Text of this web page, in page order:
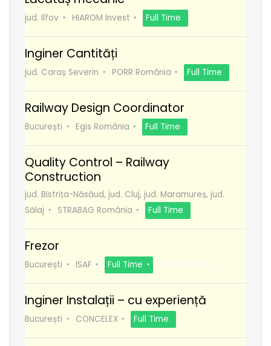
jud. Ilfov HIAROM Invest Full Time
Inginer Cantități
jud. Caraș Severin PORR România Full Time
Railway Design Coordinator
București Egis România Full Time
Quality Control – Railway
Construction
jud. Bistrița-Năsăud, jud. Cluj, jud. Maramureș, jud.
Sălaj
STRABAG România Full Time
Frezor
București ISAF Full Time Recomanda
Inginer Instalații – cu experiență
București CONCELEX Full Time